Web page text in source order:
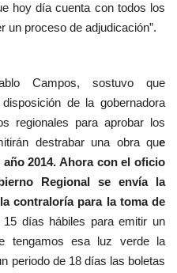
hoy día cuenta con todos los
un proceso de adjudicación”.
Campos, sostuvo que
de la gobernadora
regionales para aprobar los
destrabar una obra que
2014. Ahora con el oficio
Regional se envía la
contraloría para la toma de
15 días hábiles para emitir un
tengamos esa luz verde la
periodo de 18 días las boletas